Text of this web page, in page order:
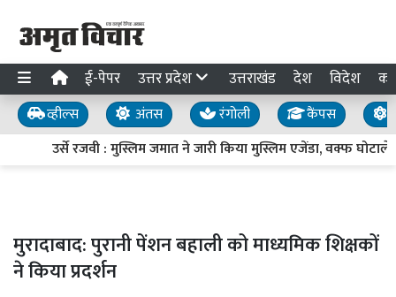
ई-पेपर उत्तर प्रदेश उत्तराखंड देश विदेश
व्हील्स अंतस रंगोली कैंपस
उर्से रजवी : मुस्लिम जमात ने जारी किया मुस्लिम एजेंडा, वक्फ
मुरादाबाद: पुरानी पेंशन बहाली को माध्यमिक शिक्षकों
ने किया प्रदर्शन